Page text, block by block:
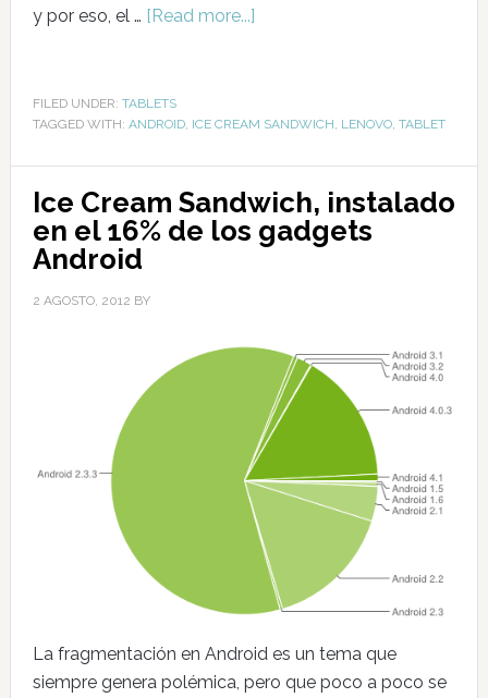
y por eso, el … [Read more...]
FILED UNDER: TABLETS
TAGGED WITH: ANDROID, ICE CREAM SANDWICH, LENOVO, TABLET
Ice Cream Sandwich, instalado
en el 16% de los gadgets
Android
2 AGOSTO, 2012 BY
La fragmentación en Android es un tema que
siempre genera polémica, pero que poco a poco se